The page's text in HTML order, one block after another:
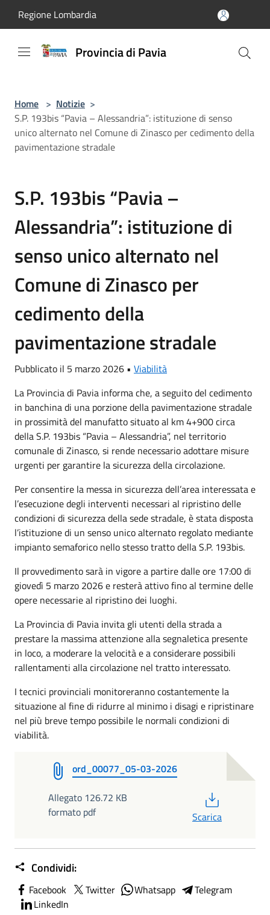
Regione Lombardia
Provincia di Pavia
Home > Notizie >
S.P. 193bis “Pavia – Alessandria”: istituzione di senso
unico alternato nel Comune di Zinasco per cedimento della
pavimentazione stradale
S.P. 193bis “Pavia –
Alessandria”: istituzione di
senso unico alternato nel
Comune di Zinasco per
cedimento della
pavimentazione stradale
Pubblicato il 5 marzo 2026 • Viabilità
La Provincia di Pavia informa che, a seguito del cedimento
in banchina di una porzione della pavimentazione stradale
in prossimità del manufatto situato al km 4+900 circa
della S.P. 193bis “Pavia – Alessandria”, nel territorio
comunale di Zinasco, si rende necessario adottare misure
urgenti per garantire la sicurezza della circolazione.
Per consentire la messa in sicurezza dell’area interessata e
l’esecuzione degli interventi necessari al ripristino delle
condizioni di sicurezza della sede stradale, è stata disposta
l’istituzione di un senso unico alternato regolato mediante
impianto semaforico nello stesso tratto della S.P. 193bis.
Il provvedimento sarà in vigore a partire dalle ore 17:00 di
giovedì 5 marzo 2026 e resterà attivo fino al termine delle
opere necessarie al ripristino dei luoghi.
La Provincia di Pavia invita gli utenti della strada a
prestare la massima attenzione alla segnaletica presente
in loco, a moderare la velocità e a considerare possibili
rallentamenti alla circolazione nel tratto interessato.
I tecnici provinciali monitoreranno costantemente la
situazione al fine di ridurre al minimo i disagi e ripristinare
nel più breve tempo possibile le normali condizioni di
viabilità.
ord_00077_05-03-2026
Allegato 126.72 KB
formato pdf
Scarica
Condividi:
Facebook Twitter Whatsapp
Telegram
LinkedIn